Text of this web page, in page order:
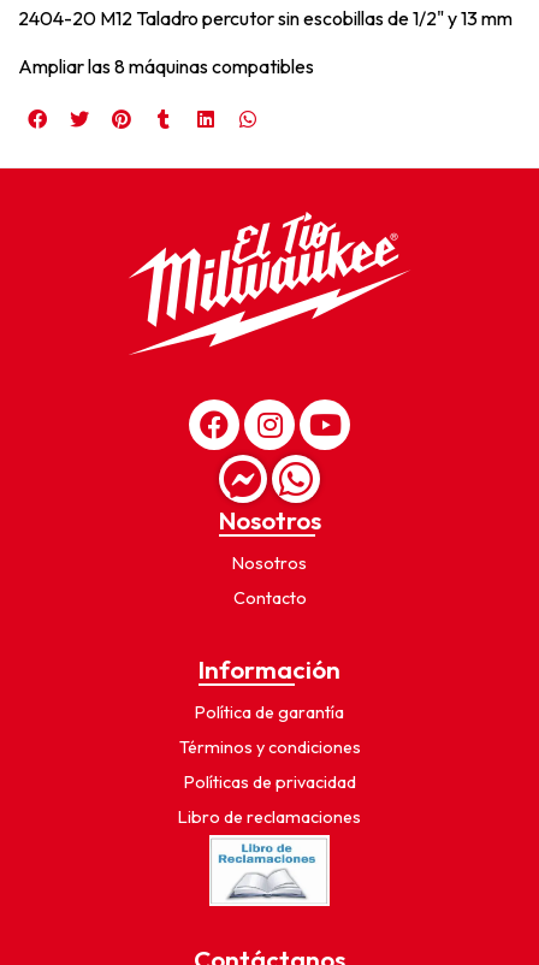
2404-20 M12 Taladro percutor sin escobillas de 1/2" y 13 mm
Ampliar las 8 máquinas compatibles
Nosotros
Nosotros
Contacto
Información
Política de garantía
Términos y condiciones
Políticas de privacidad
Libro de reclamaciones